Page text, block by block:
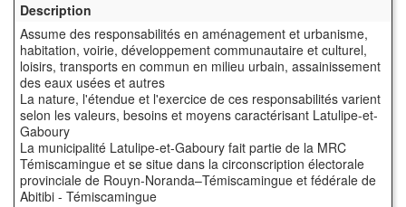
Description
Assume des responsabilités en aménagement et urbanisme,
habitation, voirie, développement communautaire et culturel,
loisirs, transports en commun en milieu urbain, assainissement
des eaux usées et autres
La nature, l'étendue et l'exercice de ces responsabilités varient
selon les valeurs, besoins et moyens caractérisant Latulipe-et-
Gaboury
La municipalité Latulipe-et-Gaboury fait partie de la MRC
Témiscamingue et se situe dans la circonscription électorale
provinciale de Rouyn-Noranda–Témiscamingue et fédérale de
Abitibi - Témiscamingue